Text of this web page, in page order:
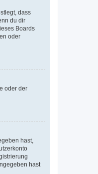
dass
du dir
Boards
oder
oder der
hast,
hast